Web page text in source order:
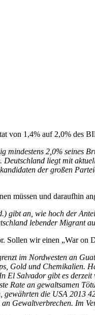
von 1,4% auf 2,0% des
2,0% seines
liegt mit
der großen
müssen und daraufhin
gibt an, wie hoch der
lebender Migrant
Sollen wir einen „War on
im Nordwesten an
Gold und Chemikalien.
Salvador gibt es
Rate an gewaltsamen
die USA
Gewaltverbrechen. Im